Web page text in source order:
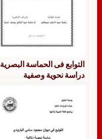
التوابع فى الحماسة البصرية
دراسة نحوية وصفية